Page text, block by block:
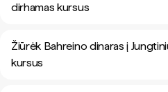
dirhamas kursus
Žiūrėk Bahreino dinaras į
kursus